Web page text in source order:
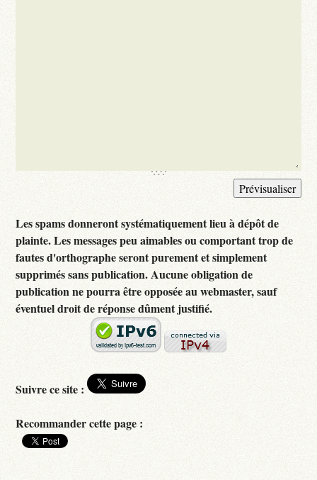
Les spams donneront systématiquement lieu à dépôt de
plainte. Les messages peu aimables ou comportant trop de
fautes d'orthographe seront purement et simplement
supprimés sans publication. Aucune obligation de
publication ne pourra être opposée au webmaster, sauf
éventuel droit de réponse dûment justifié.
Suivre ce site :
Recommander cette page :